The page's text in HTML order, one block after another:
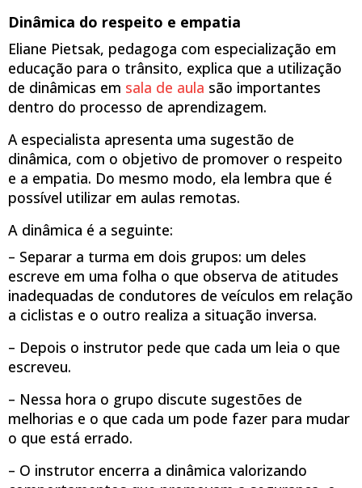
Dinâmica do respeito e empatia
Eliane Pietsak, pedagoga com especialização em
educação para o trânsito, explica que a utilização
de dinâmicas em sala de aula são importantes
dentro do processo de aprendizagem.
A especialista apresenta uma sugestão de
dinâmica, com o objetivo de promover o respeito
e a empatia. Do mesmo modo, ela lembra que é
possível utilizar em aulas remotas.
A dinâmica é a seguinte:
– Separar a turma em dois grupos: um deles
escreve em uma folha o que observa de atitudes
inadequadas de condutores de veículos em relação
a ciclistas e o outro realiza a situação inversa.
– Depois o instrutor pede que cada um leia o que
escreveu.
– Nessa hora o grupo discute sugestões de
melhorias e o que cada um pode fazer para mudar
o que está errado.
– O instrutor encerra a dinâmica valorizando